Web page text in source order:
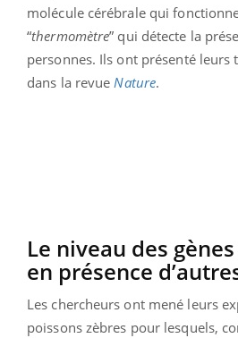
molécule cérébrale qui
“thermomètre” qui détecte la
personnes. Ils ont présenté leurs
dans la revueNature.
Le niveau des
en présence
Les chercheurs ont mené leurs
poissons zèbres pour lesquels,